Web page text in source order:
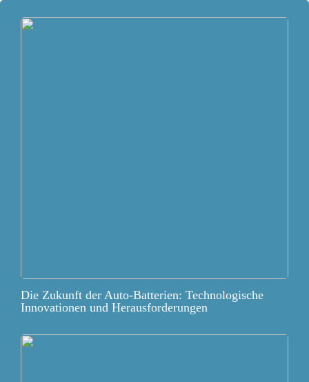
Die Zukunft der Auto-Batterien: Technologische
Innovationen und Herausforderungen